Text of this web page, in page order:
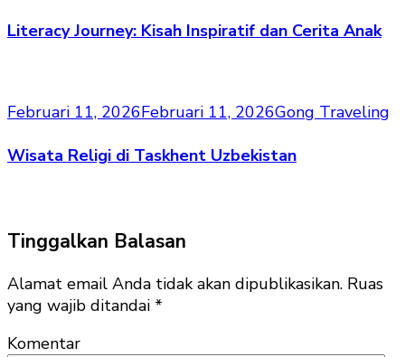
Literacy Journey: Kisah Inspiratif dan Cerita Anak
Februari 11, 2026Februari 11, 2026Gong Traveling
Wisata Religi di Taskhent Uzbekistan
Tinggalkan Balasan
Alamat email Anda tidak akan dipublikasikan. Ruas
yang wajib ditandai *
Komentar